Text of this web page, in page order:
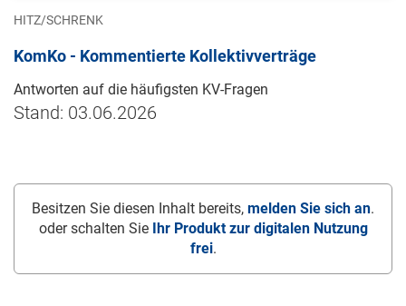
HITZ/SCHRENK
KomKo - Kommentierte Kollektivverträge
Antworten auf die häufigsten KV-Fragen
Stand: 03.06.2026
Besitzen Sie diesen Inhalt bereits, melden Sie sich an.
oder schalten Sie
Ihr Produkt zur digitalen Nutzung
frei.